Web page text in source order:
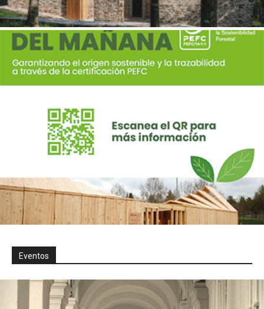
Eventos